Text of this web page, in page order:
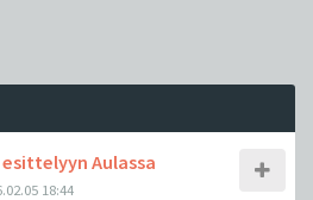
Aulassa
18:44